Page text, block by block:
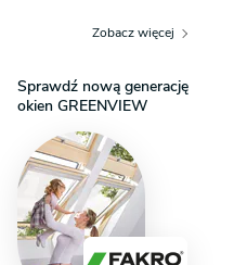
mieszkańcom spokój i
dachowych są jasne i
serwująca strefę nocną.
Zobacz więcej
Sprawdź nową generację
okien GREENVIEW